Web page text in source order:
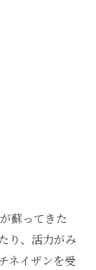
蘇ってきた
り、活力がみ
ネイザンを受